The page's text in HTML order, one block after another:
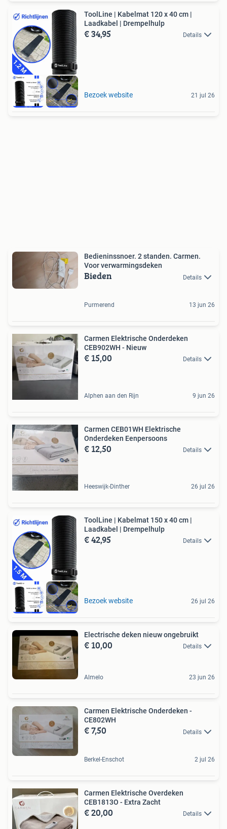
ToolLine | Kabelmat 120 x 40 cm |
Laadkabel | Drempelhulp
€ 34,95 Details
Bezoek website 21 jul 26
Bedieninssnoer. 2 standen. Carmen.
Voor verwarmingsdeken
Bieden Details
Purmerend 13 jun 26
Carmen Elektrische Onderdeken
CEB902WH - Nieuw
€ 15,00 Details
Alphen aan den Rijn 9 jun 26
Carmen CEB01WH Elektrische
Onderdeken Eenpersoons
€ 12,50 Details
Heeswijk-Dinther 26 jul 26
ToolLine | Kabelmat 150 x 40 cm |
Laadkabel | Drempelhulp
€ 42,95 Details
Bezoek website 26 jul 26
Electrische deken nieuw ongebruikt
€ 10,00 Details
Almelo 23 jun 26
Carmen Elektrische Onderdeken -
CE802WH
€ 7,50 Details
Berkel-Enschot 2 jul 26
Carmen Elektrische Overdeken
CEB1813O - Extra Zacht
€ 20,00 Details